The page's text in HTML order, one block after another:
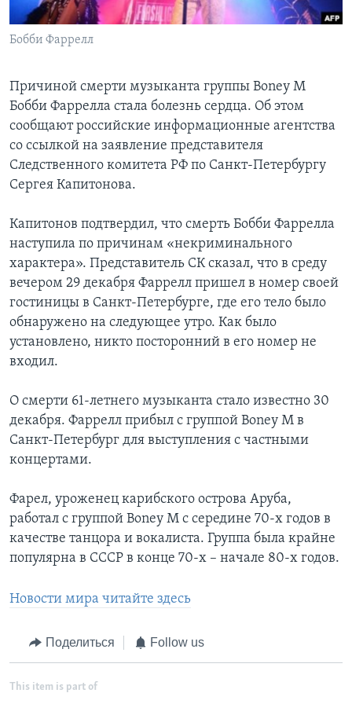
Learning English
Языки
Бобби Фаррелл
Причиной смерти музыканта группы Boney M
Бобби Фаррелла стала болезнь сердца. Об этом
сообщают российские информационные агентства
со ссылкой на заявление представителя
Следственного комитета РФ по Санкт-Петербургу
Сергея Капитонова.
Капитонов подтвердил, что смерть Бобби Фаррелла
наступила по причинам «некриминального
характера». Представитель СК сказал, что в среду
вечером 29 декабря Фаррелл пришел в номер своей
гостиницы в Санкт-Петербурге, где его тело было
обнаружено на следующее утро. Как было
установлено, никто посторонний в его номер не
входил.
О смерти 61-летнего музыканта стало известно 30
декабря. Фаррелл прибыл с группой Boney M в
Санкт-Петербург для выступления с частными
концертами.
Фарел, уроженец карибского острова Аруба,
работал с группой Boney M с середине 70-х годов в
качестве танцора и вокалиста. Группа была крайне
популярна в СССР в конце 70-х – начале 80-х годов.
Новости мира читайте здесь
Поделиться Follow us
This item is part of